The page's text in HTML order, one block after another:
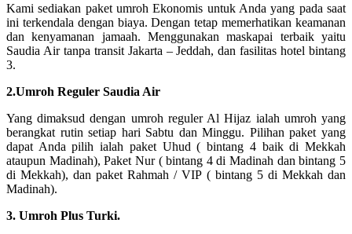
Kami sediakan paket umroh Ekonomis untuk Anda yang pada saat
ini terkendala dengan biaya. Dengan tetap memerhatikan keamanan
dan kenyamanan jamaah. Menggunakan maskapai terbaik yaitu
Saudia Air tanpa transit Jakarta – Jeddah, dan fasilitas hotel bintang
3.
2.Umroh Reguler Saudia Air
Yang dimaksud dengan umroh reguler Al Hijaz ialah umroh yang
berangkat rutin setiap hari Sabtu dan Minggu. Pilihan paket yang
dapat Anda pilih ialah paket Uhud ( bintang 4 baik di Mekkah
ataupun Madinah), Paket Nur ( bintang 4 di Madinah dan bintang 5
di Mekkah), dan paket Rahmah / VIP ( bintang 5 di Mekkah dan
Madinah).
3. Umroh Plus Turki.